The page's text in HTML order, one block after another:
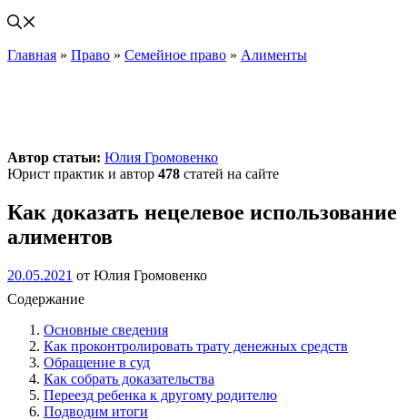
Главная » Право » Семейное право » Алименты
Автор статьи: Юлия Громовенко
Юрист практик и автор 478 статей на сайте
Как доказать нецелевое использование
алиментов
20.05.2021 от Юлия Громовенко
Содержание
Основные сведения
Как проконтролировать трату денежных средств
Обращение в суд
Как собрать доказательства
Переезд ребенка к другому родителю
Подводим итоги